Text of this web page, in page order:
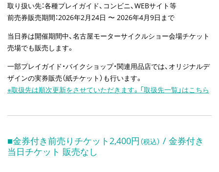
取り扱い先：各種プレイガイド、コンビニ、WEBサイト等
前売券販売期間：2026年2月24日 〜 2026年4月9日まで
当日券は開催期間中、名古屋モーターサイクルショー会場チケット
売場でも販売します。
一部プレイガイド・バイクショップ・関連用品店では、オリジナルデ
ザインの実券販売（紙チケット）も行います。
※取扱先は順次更新をさせていただきます。「取扱先一覧」はこちら
■金券付き前売りチケット2,400円 （税込） / 金券付き
当日チケット 販売なし